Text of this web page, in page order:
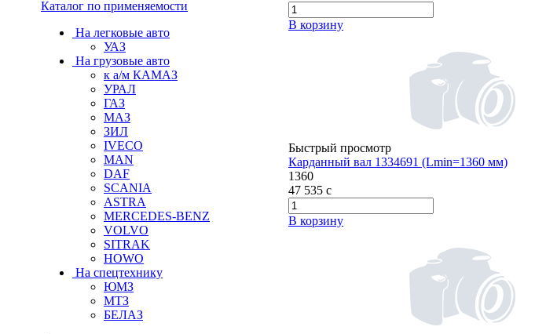
Каталог по применяемости
На легковые авто
УАЗ
На грузовые авто
к а/м КАМАЗ
УРАЛ
ГАЗ
МАЗ
ЗИЛ
IVECO
MAN
DAF
SCANIA
ASTRA
MERCEDES-BENZ
VOLVO
SITRAK
HOWO
На спецтехнику
ЮМЗ
МТЗ
БЕЛАЗ
В корзину
Быстрый просмотр
Карданный вал 1334691 (Lmin=1360 мм)
1360
47 535 c
В корзину